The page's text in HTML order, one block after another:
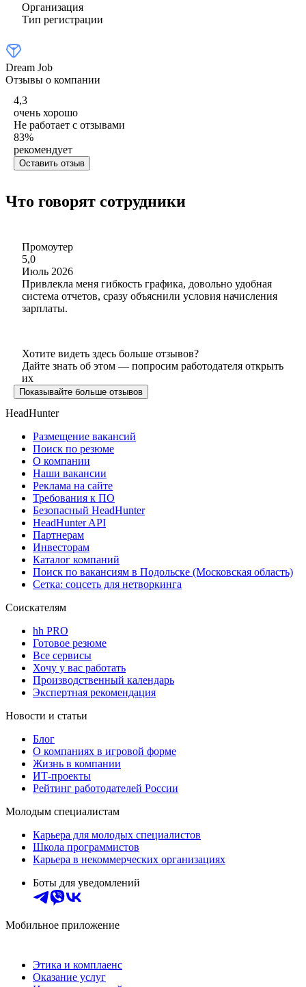
Организация
Тип регистрации
Dream Job
Отзывы о компании
4,3
очень хорошо
Не работает с отзывами
83%
рекомендует
Оставить отзыв
Что говорят сотрудники
Промоутер
5,0
Июль 2026
Привлекла меня гибкость графика, довольно удобная
система отчетов, сразу объяснили условия начисления
зарплаты.
Хотите видеть здесь больше отзывов?
Дайте знать об этом — попросим работодателя открыть
их
Показывайте больше отзывов
HeadHunter
Размещение вакансий
Поиск по резюме
О компании
Наши вакансии
Реклама на сайте
Требования к ПО
Безопасный HeadHunter
HeadHunter API
Партнерам
Инвесторам
Каталог компаний
Поиск по вакансиям в Подольске (Московская область)
Сетка: соцсеть для нетворкинга
Соискателям
hh PRO
Готовое резюме
Все сервисы
Хочу у вас работать
Производственный календарь
Экспертная рекомендация
Новости и статьи
Блог
О компаниях в игровой форме
Жизнь в компании
ИТ-проекты
Рейтинг работодателей России
Молодым специалистам
Карьера для молодых специалистов
Школа программистов
Карьера в некоммерческих организациях
Боты для уведомлений
Мобильное приложение
Этика и комплаенс
Оказание услуг